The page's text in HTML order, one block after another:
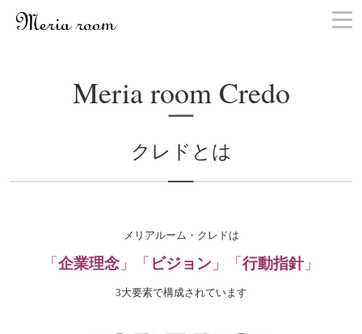
お問い合わせ
Meria room Credo
クレドとは
メリアルーム・クレドは
「 企業理念 」「 ビジョン 」「 行動指針」
3大要素で構成されています